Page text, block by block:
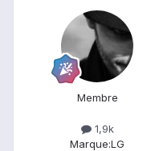
Membre
1,9k
Marque:LG